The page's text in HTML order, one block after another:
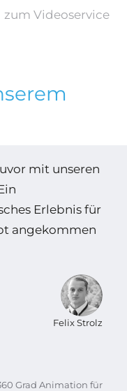
zum Videoservice
mit unseren
Erlebnis für
angekommen
Felix Strolz
Grad Animation für